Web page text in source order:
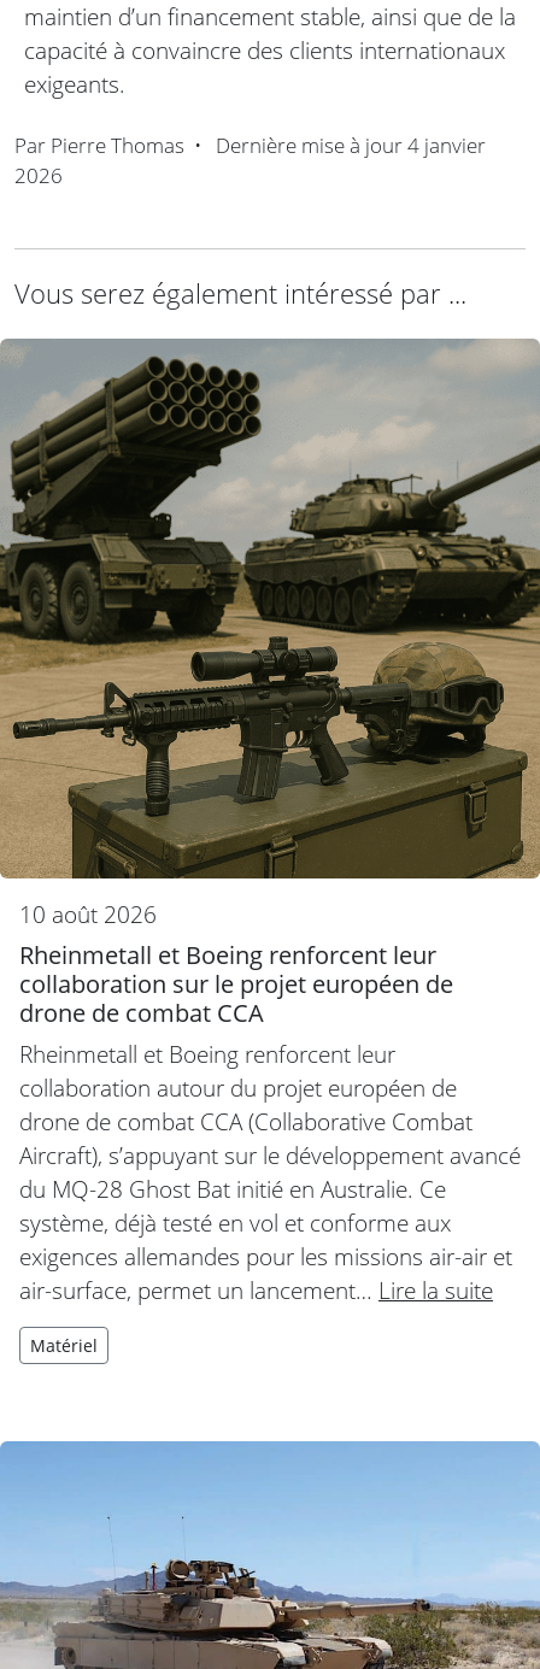
maintien d’un financement stable, ainsi que de la
capacité à convaincre des clients internationaux
exigeants.
Par Pierre Thomas • Dernière mise à jour4 janvier
2026
Vous serez également intéressé par ...
10 août 2026
Rheinmetall et Boeing renforcent leur
collaboration sur le projet européen de
drone de combat CCA
Rheinmetall et Boeing renforcent leur
collaboration autour du projet européen de
drone de combat CCA (Collaborative Combat
Aircraft), s’appuyant sur le développement avancé
du MQ-28 Ghost Bat initié en Australie. Ce
système, déjà testé en vol et conforme aux
exigences allemandes pour les missions air-air et
air-surface, permet un lancement… Lire la suite
Matériel